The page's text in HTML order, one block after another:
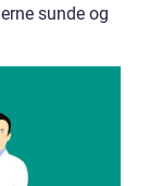
sunde og